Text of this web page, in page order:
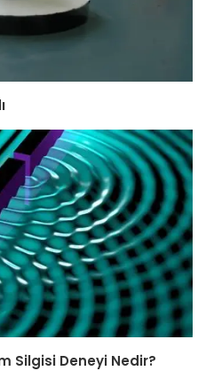
Silgisi Deneyi Nedir?